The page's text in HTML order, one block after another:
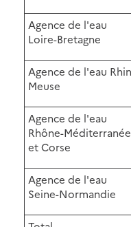
Agence de l'eau
Loire-Bretagne
Agence de l'eau
Meuse
Agence de l'eau
Rhône-Méditerranée
et Corse
Agence de l'eau
Seine-Normandie